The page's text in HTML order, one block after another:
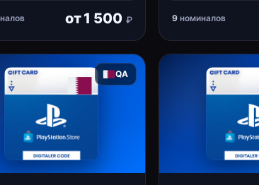
от1 500 ₽ 9 номиналов
QA